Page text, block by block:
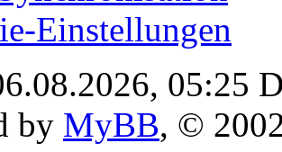
Einstellungen
05:25
by MyBB, ©